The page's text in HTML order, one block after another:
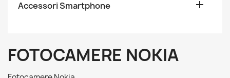
Accessori Smartphone 
FOTOCAMERE NOKIA